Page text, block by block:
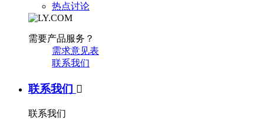
热点讨论
需要产品服务？
需求意见表
联系我们
联系我们 
联系我们